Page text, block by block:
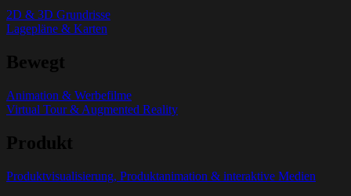
2D & 3D Grundrisse
Lagepläne & Karten
Bewegt
Animation & Werbefilme
Virtual Tour & Augmented Reality
Produkt
Produktvisualisierung, Produktanimation & interaktive Medien